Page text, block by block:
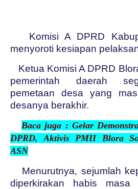
Komisi A DPRD
menyoroti kesiapan
Ketua Komisi A DPRD
pemerintah daerah
pemetaan desa yang
desanya berakhir.
Baca juga : Gelar
DPRD, Aktivis PMII Blora
ASN
Menurutnya, sejumlah
diperkirakan habis masa